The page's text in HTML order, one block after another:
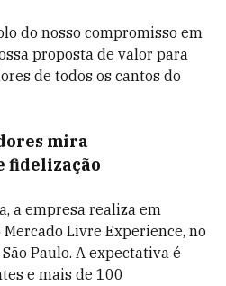
do nosso compromisso em
proposta de valor para
de todos os cantos do
mira
fidelização
a empresa realiza em
Livre Experience, no
Paulo. A expectativa é
e mais de 100